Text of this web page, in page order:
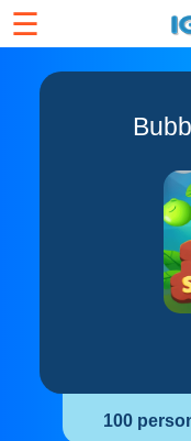
☰
100